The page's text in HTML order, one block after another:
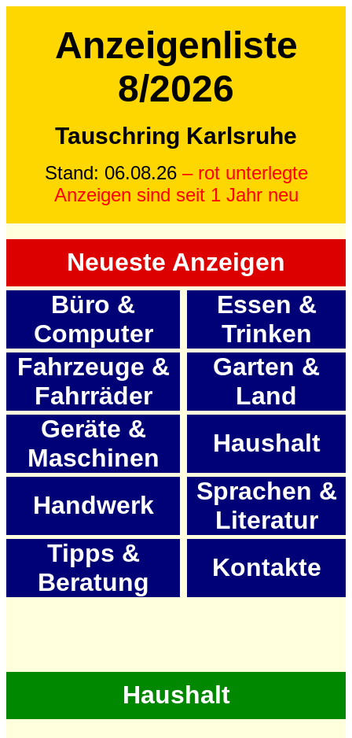
Anzeigenliste
8/2026
Tauschring Karlsruhe
Stand: 06.08.26– rot unterlegte
Anzeigen sind seit 1 Jahr neu
Neueste Anzeigen
Büro &
Computer
Essen &
Trinken
Fahrzeuge &
Fahrräder
Garten &
Land
Geräte &
Maschinen
Haushalt
Handwerk
Sprachen &
Literatur
Tipps &
Beratung
Kontakte
Haushalt